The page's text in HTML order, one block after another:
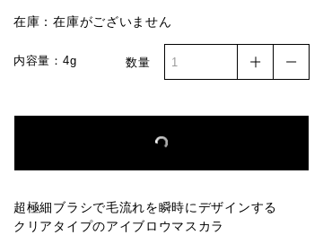
在庫：在庫がございません
内容量：4g 数量
超極細ブラシで毛流れを瞬時にデザインする
クリアタイプのアイブロウマスカラ